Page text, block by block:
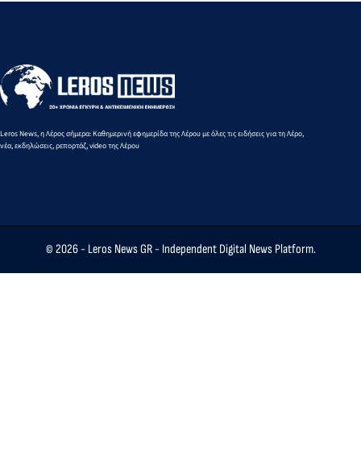
Leros News, η Λέρος σήμερα: Καθημερινή εφημερίδα της Λέρου με όλες τις ειδήσεις για τη Λέρο,
νέα, εκδηλώσεις, ρεπορτάζ, video της Λέρου
© 2026 - Leros News GR- Independent Digital News Platform.